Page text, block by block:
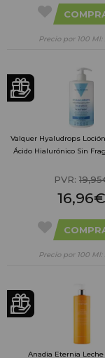
Precio por 100 Ml:
Valquer Hyaludrops
Ácido Hialurónico Sin
PVR:
16,96€
Precio por 100 Ml:
Anadia Eternia Leche